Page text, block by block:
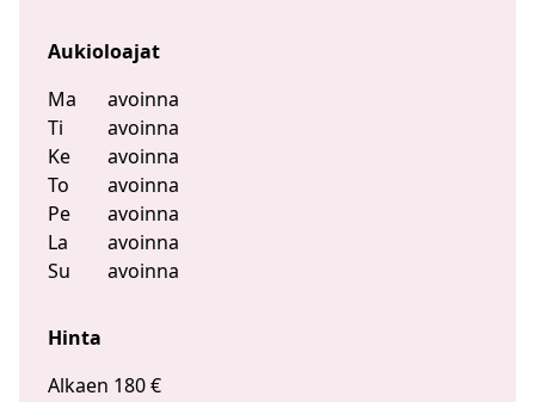
Aukioloajat
Ma
avoinna
Ti
avoinna
Ke
avoinna
To
avoinna
Pe
avoinna
La
avoinna
Su
avoinna
Hinta
Alkaen 180 €